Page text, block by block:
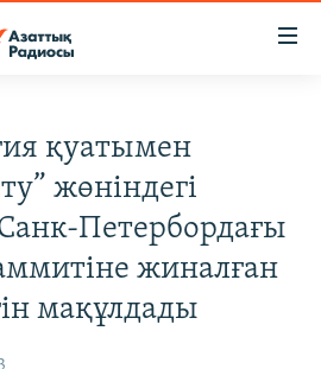
қуатымен
жөніндегі
Петербордағы
жиналған
мақұлдады